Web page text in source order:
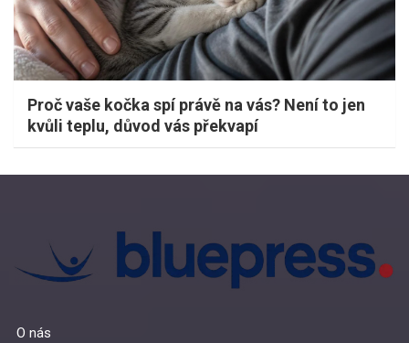
Proč vaše kočka spí právě na vás? Není to jen
kvůli teplu, důvod vás překvapí
O nás